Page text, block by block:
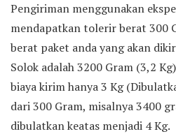
Pengiriman menggunakan
mendapatkan tolerir berat 300
berat paket anda yang akan
Solok adalah 3200 Gram (3,2
biaya kirim hanya 3 Kg
dari 300 Gram, misalnya 3400
dibulatkan keatas menjadi 4 Kg.